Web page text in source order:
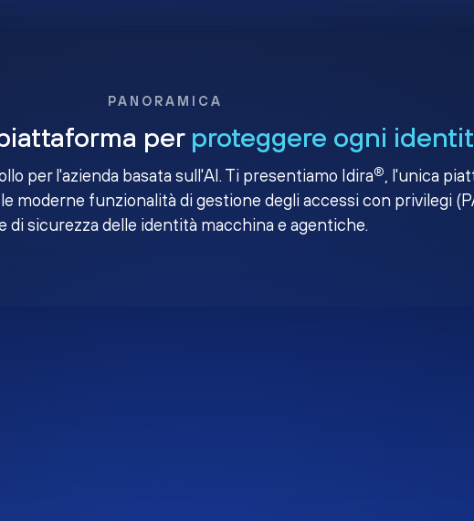
PANORAMICA
per proteggere ogni
per l'azienda basata sull'AI. Ti presentiamo Idira®, l'unica
moderne funzionalità di gestione degli accessi con privilegi
di sicurezza delle identità macchina e agentiche.